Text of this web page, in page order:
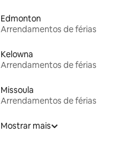
Edmonton
Arrendamentos de férias
Kelowna
Arrendamentos de férias
Missoula
Arrendamentos de férias
Mostrar mais